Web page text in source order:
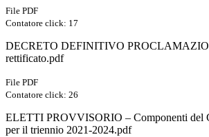
File PDF
Contatore click: 17
DECRETO DEFINITIVO
rettificato.pdf
File PDF
Contatore click: 26
ELETTI PROVVISORIO – Componenti del
per il triennio 2021-2024.pdf